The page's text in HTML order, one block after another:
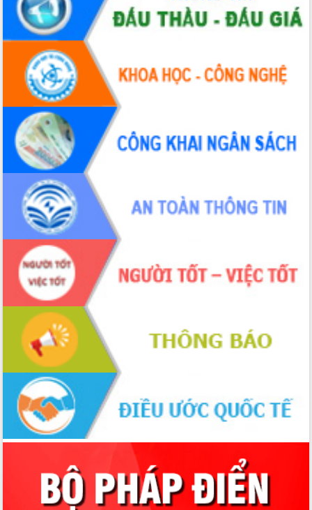
Chuyển đổi số 'mở đường' cho nông
nghiệp Đắk Lắk tăng trưởng bứt phá
Triển khai đồng bộ đo đạc, lập hồ sơ
địa chính, hoàn thiện cơ sở dữ liệu đất
Ứng dụng sinh trắc học - Bước tiến
trong hành trình chuyển đổi số tại Đắk
Lắk
Đắk Lắk nâng cao hiệu quả công tác
Đảng từ Sổ tay đảng viên điện tử
Đắk Lắk đẩy mạnh nuôi biển công
nghệ, hướng tới phát triển thủy sản
bền vững
Tập huấn nâng cao năng lực triển khai
chuyển đổi số cho cán bộ, công chức
cấp xã
Đắk Lắk phát động hưởng ứng Ngày
Quyền của người tiêu dùng Việt Nam
2026
Đẩy mạnh cải cách hành chính, quyết
tâm đạt được mục tiêu tăng trưởng
hai con số trong năm 2026
Tổ chức trang trọng Lễ hội Đền thờ
Lương Văn Chánh năm 2026
Phó Bí thư Tỉnh ủy Đắk Lắk Đỗ Hữu
Huy giữ chức Bí thư Đảng ủy Ủy Ban
Nhân dân tỉnh
Bệnh án điện tử thúc đẩy chuyển đổi
số y tế tại Đắk Lắk
không gian tri thức trong thời đại số
Đánh giá, rút kinh nghiệm công tác tổ
chức diễn tập trước ngày bầu cử